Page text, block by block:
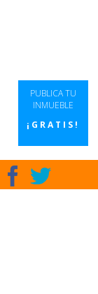
PUBLICA TU
INMUEBLE
¡GRATIS!